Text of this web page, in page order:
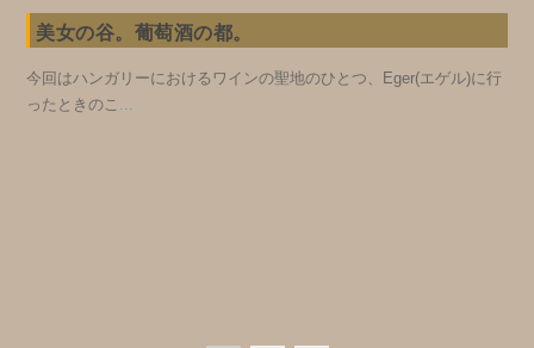
美女の谷。葡萄酒の都。
今回はハンガリーにおけるワインの聖地のひとつ、Eger(エゲル)に行
ったときのこ